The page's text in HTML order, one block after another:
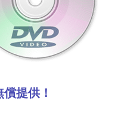
提供！